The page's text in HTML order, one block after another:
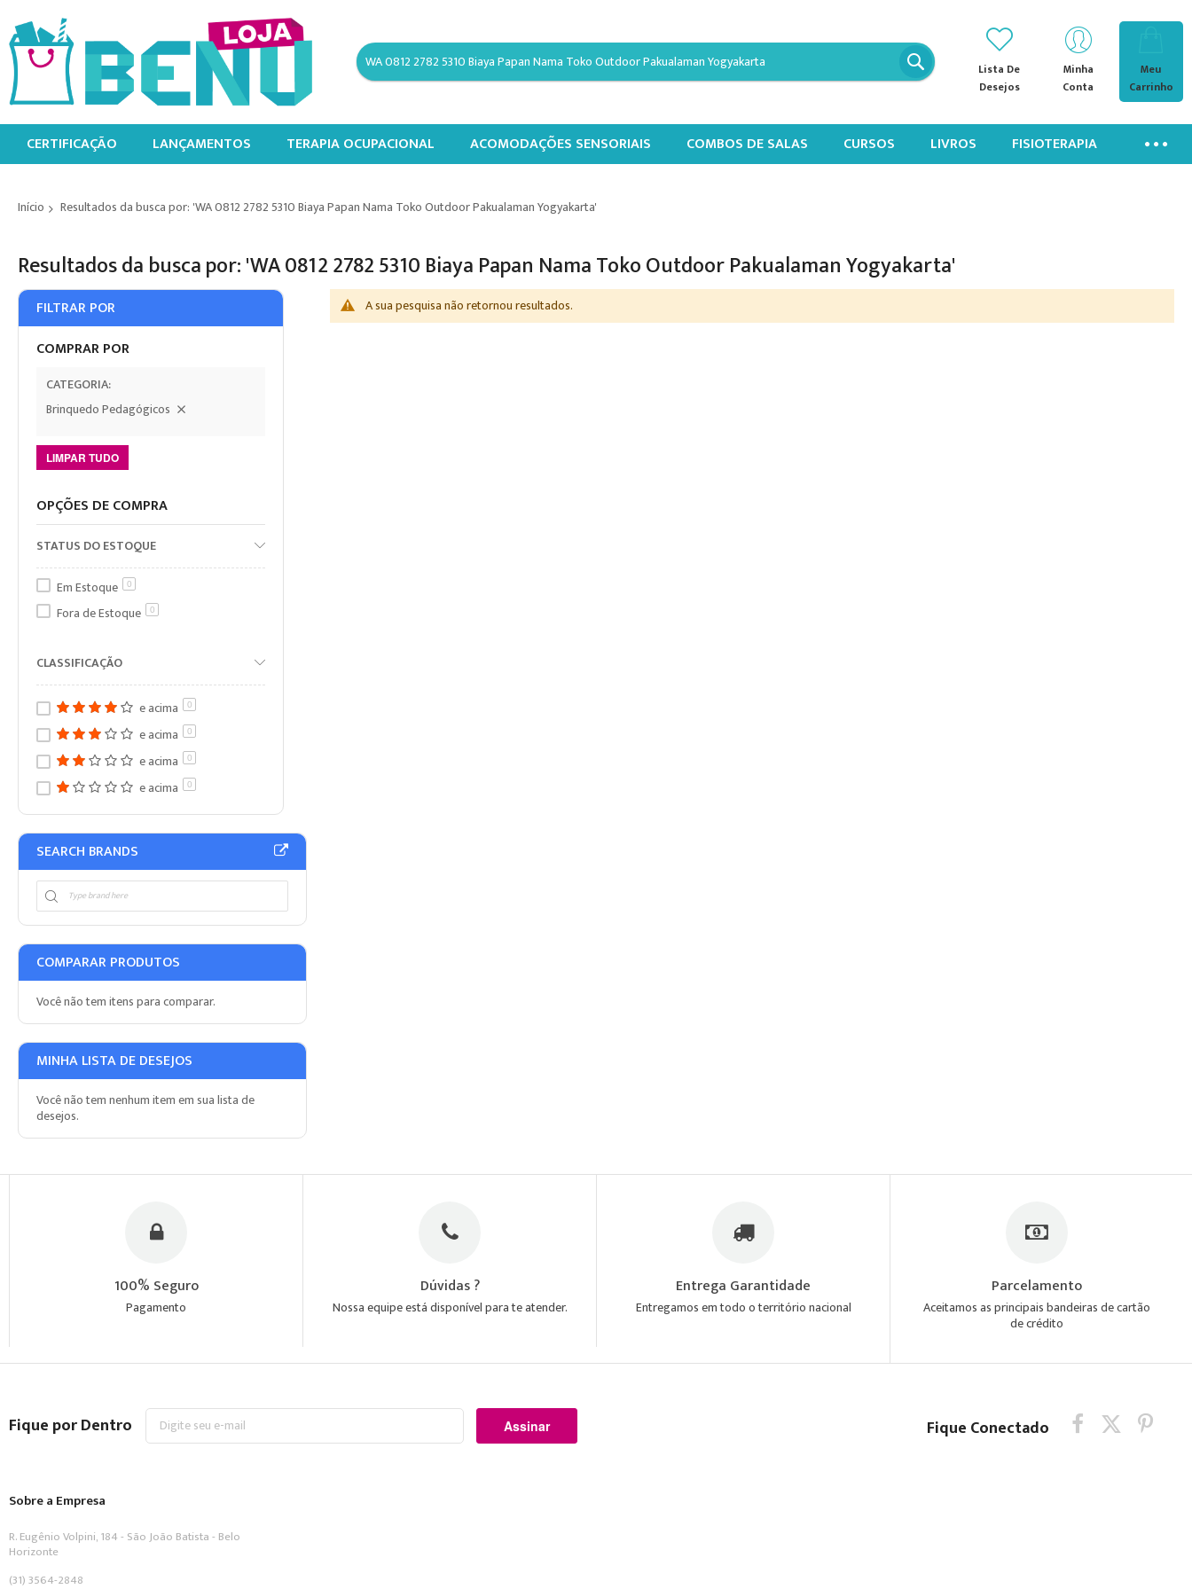
Lista De
Desejos
Minha
Conta
Meu
Carrinho
CERTIFICAÇÃO LANÇAMENTOS TERAPIA OCUPACIONAL ACOMODAÇÕES SENSORIAIS COMBOS DE SALAS CURSOS LIVROS FISIOTERAPIA
Início Resultados da busca por: 'WA 0812 2782 5310 Biaya Papan Nama Toko Outdoor Pakualaman Yogyakarta'
Resultados da busca por: 'WA 0812 2782 5310 Biaya Papan Nama Toko Outdoor Pakualaman Yogyakarta'
A sua pesquisa não retornou resultados.
FILTRAR POR
COMPRAR POR
CATEGORIA
Brinquedo Pedagógicos
LIMPAR TUDO
OPÇÕES DE COMPRA
STATUS DO ESTOQUE
Em Estoque 0
Fora de Estoque 0
CLASSIFICAÇÃO
e acima 0
e acima 0
e acima 0
e acima 0
SEARCH BRANDS
COMPARAR PRODUTOS
Você não tem itens para comparar.
MINHA LISTA DE DESEJOS
Você não tem nenhum item em sua lista de
desejos.
100% Seguro
Pagamento
Dúvidas ?
Nossa equipe está disponível para te atender.
Entrega Garantidade
Entregamos em todo o território nacional
Parcelamento
Aceitamos as principais bandeiras de cartão
de crédito
Fique por Dentro Inscreva-
na
Assinar Fique Conectado
Sobre a Empresa
R. Eugênio Volpini, 184 - São João Batista - Belo
Horizonte
(31) 3564-2848